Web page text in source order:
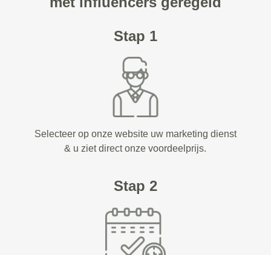
Stap 1
Selecteer op onze website uw marketing dienst
& u ziet direct onze voordeelprijs.
Stap 2